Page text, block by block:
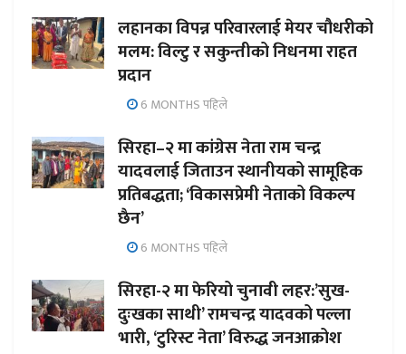
लहानका विपन्न परिवारलाई मेयर चौधरीको
मलम: विल्टु र सकुन्तीको निधनमा राहत
प्रदान
6 MONTHS पहिले
सिरहा–२ मा कांग्रेस नेता राम चन्द्र
यादवलाई जिताउन स्थानीयको सामूहिक
प्रतिबद्धता; ‘विकासप्रेमी नेताको विकल्प
छैन’
6 MONTHS पहिले
सिरहा-२ मा फेरियो चुनावी लहर:’सुख-
दुःखका साथी’ रामचन्द्र यादवको पल्ला
भारी, ‘टुरिस्ट नेता’ विरुद्ध जनआक्रोश